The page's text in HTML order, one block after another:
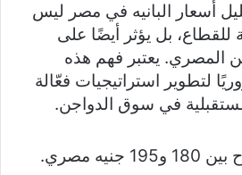
أسعار البانيه في مصر ليس
للقطاع، بل يؤثر أيضًا على
المصري. يعتبر فهم هذه
لتطوير استراتيجيات فعّالة
في سوق الدواجن.
مصري.